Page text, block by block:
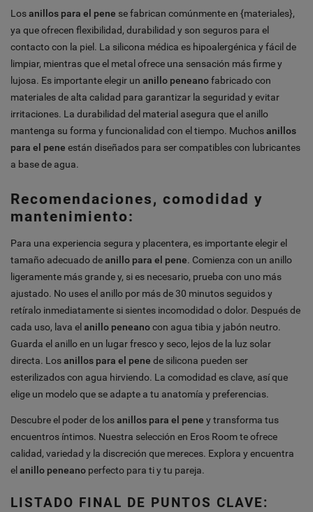
Losanillos para el pene se fabrican comúnmente en {materiales},
ya que ofrecen flexibilidad, durabilidad y son seguros para el
contacto con la piel. La silicona médica es hipoalergénica y fácil de
limpiar, mientras que el metal ofrece una sensación más firme y
lujosa. Es importante elegir un anillo peneanofabricado con
materiales de alta calidad para garantizar la seguridad y evitar
irritaciones. La durabilidad del material asegura que el anillo
mantenga su forma y funcionalidad con el tiempo. Muchosanillos
para el pene están diseñados para ser compatibles con lubricantes
a base de agua.
Recomendaciones, comodidad y
mantenimiento:
Para una experiencia segura y placentera, es importante elegir el
tamaño adecuado deanillo para el pene. Comienza con un anillo
ligeramente más grande y, si es necesario, prueba con uno más
ajustado. No uses el anillo por más de 30 minutos seguidos y
retíralo inmediatamente si sientes incomodidad o dolor. Después de
cada uso, lava elanillo peneanocon agua tibia y jabón neutro.
Guarda el anillo en un lugar fresco y seco, lejos de la luz solar
directa. Losanillos para el pene de silicona pueden ser
esterilizados con agua hirviendo. La comodidad es clave, así que
elige un modelo que se adapte a tu anatomía y preferencias.
Descubre el poder de losanillos para el pene y transforma tus
encuentros íntimos. Nuestra selección en Eros Room te ofrece
calidad, variedad y la discreción que mereces. Explora y encuentra
el anillo peneano perfecto para ti y tu pareja.
LISTADO FINAL DE PUNTOS CLAVE: